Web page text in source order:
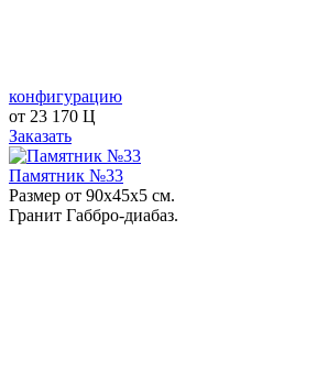
конфигурацию
от 23 170 Ц
Заказать
Памятник №33
Размер от 90х45х5 см.
Гранит Габбро-диабаз.